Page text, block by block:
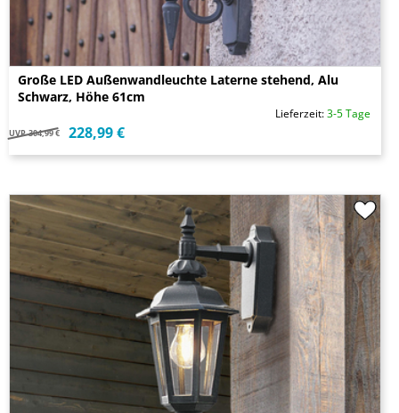
Große LED Außenwandleuchte Laterne stehend, Alu
Schwarz, Höhe 61cm
Lieferzeit:3-5 Tage
UVP 304,99 € 228,99 €